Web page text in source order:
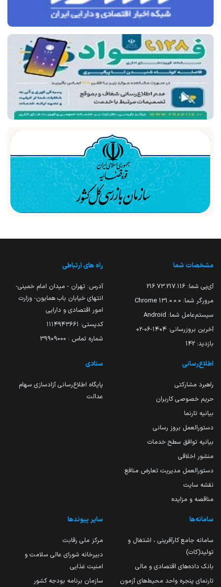
مشخصات شما
آی‌پی شما: 216.73.217.116
مرورگر شما: 131.0.0.0 Chrome
سیستم‌عامل شما: Android
آخرین بروزرسانی: ۱۴۰۴-۰۶-۰۲
بازدید: 142
راه های ارتباطی
آدرس: تهران - میدان امام خمینی-
انتهای خیابان باب همایون- وزارت
امور اقتصادی و دارایی
کدپستی: ۱۱۱۴۹۴۳۶۶۱
شماره تماس : 39909000
اطلاع‌رسانی
راهبرد مشارکتی
حریم خصوصی کاربران
بیانیه تارنما
دستورالعمل بروز رسانی
بیانیه توافق سطح خدمات
منشور اخلاقی
دستورالعمل مدیریت تعارض منافع
نقشه سایت
مناقصه و مزایده
ستادی
پایگاه اطلاع‌رسانی آزادسازی سهام
عدالت
سامانه‌ها
سامانه جامع کارآفرینی ، اشتغال و
تولید(کات)
بانک داده‌های اقتصادی و مالی
تارنمای پنجره واحد محیط‌های آزمون
سایر پیوندها
مرکز ملی رقابت
دبیرخانه شورای عالی سلامت و
امنیت غذایی
سازمان برنامه بودجه کشور